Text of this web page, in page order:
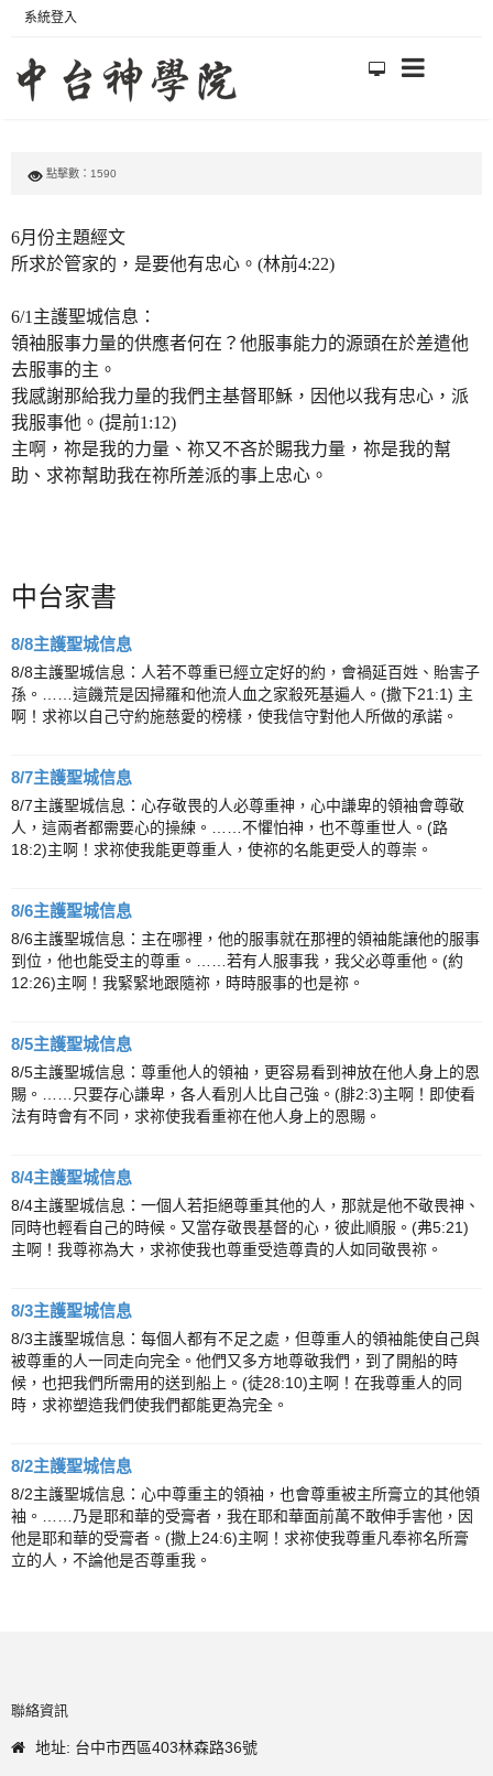
系統登入
點擊數：1590
6月份主題經文
所求於管家的，是要他有忠心。(林前4:22)
6/1主護聖城信息：
領袖服事力量的供應者何在？他服事能力的源頭在於差遣他
去服事的主。
我感謝那給我力量的我們主基督耶穌，因他以我有忠心，派
我服事他。(提前1:12)
主啊，祢是我的力量、祢又不吝於賜我力量，祢是我的幫
助、求祢幫助我在祢所差派的事上忠心。
中台家書
8/8主護聖城信息
8/8主護聖城信息：人若不尊重已經立定好的約，會禍延百姓、貽害子
孫。……這饑荒是因掃羅和他流人血之家殺死基遍人。(撒下21:1) 主
啊！求祢以自己守約施慈愛的榜樣，使我信守對他人所做的承諾。
8/7主護聖城信息
8/7主護聖城信息：心存敬畏的人必尊重神，心中謙卑的領袖會尊敬
人，這兩者都需要心的操練。……不懼怕神，也不尊重世人。(路
18:2)主啊！求祢使我能更尊重人，使祢的名能更受人的尊崇。
8/6主護聖城信息
8/6主護聖城信息：主在哪裡，他的服事就在那裡的領袖能讓他的服事
到位，他也能受主的尊重。……若有人服事我，我父必尊重他。(約
12:26)主啊！我緊緊地跟隨祢，時時服事的也是祢。
8/5主護聖城信息
8/5主護聖城信息：尊重他人的領袖，更容易看到神放在他人身上的恩
賜。……只要存心謙卑，各人看別人比自己強。(腓2:3)主啊！即使看
法有時會有不同，求祢使我看重祢在他人身上的恩賜。
8/4主護聖城信息
8/4主護聖城信息：一個人若拒絕尊重其他的人，那就是他不敬畏神、
同時也輕看自己的時候。又當存敬畏基督的心，彼此順服。(弗5:21)
主啊！我尊祢為大，求祢使我也尊重受造尊貴的人如同敬畏祢。
8/3主護聖城信息
8/3主護聖城信息：每個人都有不足之處，但尊重人的領袖能使自己與
被尊重的人一同走向完全。他們又多方地尊敬我們，到了開船的時
候，也把我們所需用的送到船上。(徒28:10)主啊！在我尊重人的同
時，求祢塑造我們使我們都能更為完全。
8/2主護聖城信息
8/2主護聖城信息：心中尊重主的領袖，也會尊重被主所膏立的其他領
袖。……乃是耶和華的受膏者，我在耶和華面前萬不敢伸手害他，因
他是耶和華的受膏者。(撒上24:6)主啊！求祢使我尊重凡奉祢名所膏
立的人，不論他是否尊重我。
聯絡資訊
地址: 台中市西區403林森路36號